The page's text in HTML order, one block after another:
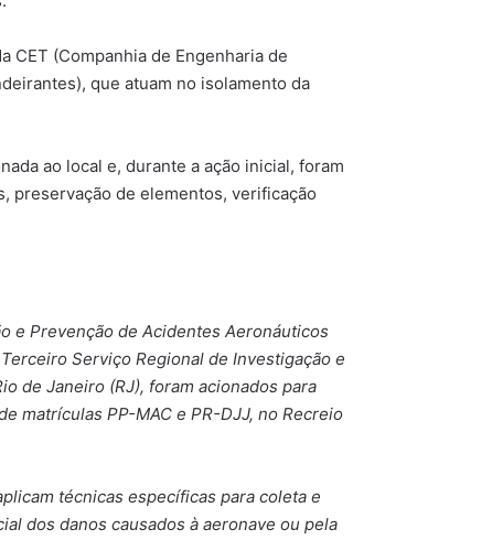
CET (Companhia de Engenharia de
que atuam no isolamento da
ao local e, durante a ação inicial, foram
preservação de elementos, verificação
e Prevenção de Acidentes Aeronáuticos
Serviço Regional de Investigação e
de Janeiro (RJ), foram acionados para
matrículas PP-MAC e PR-DJJ, no Recreio
técnicas específicas para coleta e
dos danos causados à aeronave ou pela